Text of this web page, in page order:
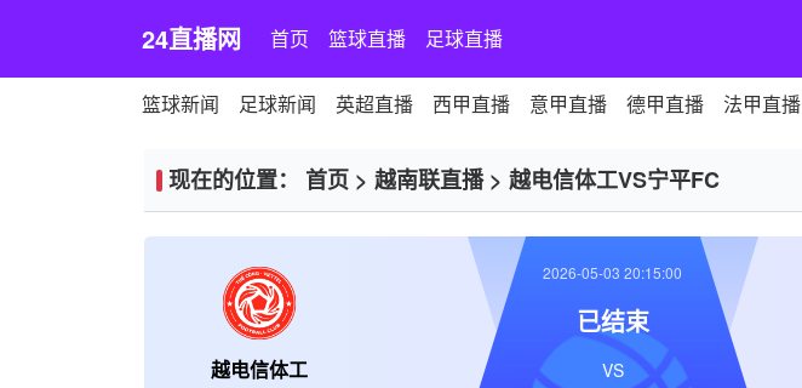
24直播网 首页 篮球直播 足球直播
篮球新闻 足球新闻 英超直播 西甲直播 意甲直播 德甲直播 法甲直播
现在的位置： 首页 > 越南联直播> 越电信体工VS宁平FC
越电信体工
2026-05-03 20:15:00
已结束
VS